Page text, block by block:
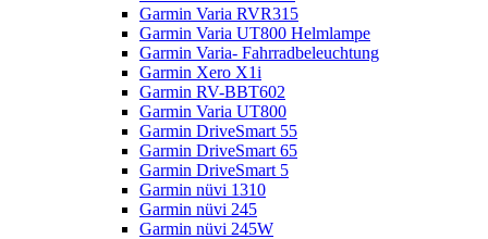
Garmin Varia RVR315
Garmin Varia UT800 Helmlampe
Garmin Varia- Fahrradbeleuchtung
Garmin Xero X1i
Garmin RV-BBT602
Garmin Varia UT800
Garmin DriveSmart 55
Garmin DriveSmart 65
Garmin DriveSmart 5
Garmin nüvi 1310
Garmin nüvi 245
Garmin nüvi 245W